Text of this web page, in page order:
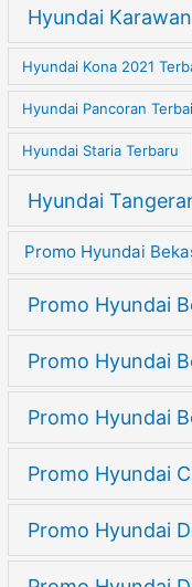
Hyundai
Hyundai Kona 2021
Hyundai Pancoran
Hyundai Staria Terbaru
Hyundai
Promo Hyundai
Promo Hyundai
Promo Hyundai
Promo Hyundai
Promo Hyundai
Promo Hyundai